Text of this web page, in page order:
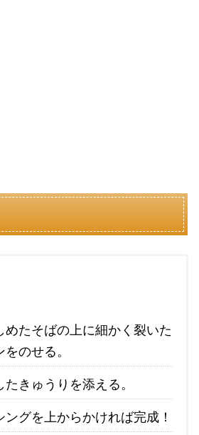
めたそばの上に細かく裂いた
のせる。
きゅうりを添える。
ングを上からかければ完成！